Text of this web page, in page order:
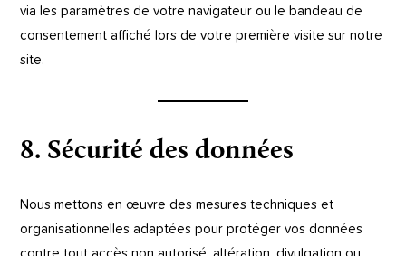
via les paramètres de votre navigateur ou le bandeau de
consentement affiché lors de votre première visite sur notre
site.
8. Sécurité des données
Nous mettons en œuvre des mesures techniques et
organisationnelles adaptées pour protéger vos données